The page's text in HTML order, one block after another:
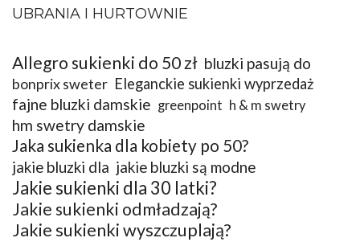
UBRANIA I HURTOWNIE
Allegro sukienki do 50 zł bluzki pasują do
bonprix sweter Eleganckie sukienki wyprzedaż
fajne bluzki damskie greenpoint h & m swetry
hm swetry damskie
Jaka sukienka dla kobiety po 50?
jakie bluzki dla jakie bluzki są modne
Jakie sukienki dla 30 latki?
Jakie sukienki odmładzają?
Jakie sukienki wyszczuplają?